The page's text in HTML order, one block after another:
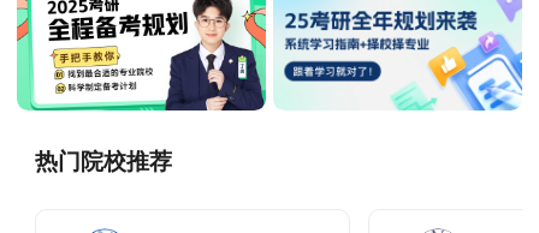
热门院校推荐